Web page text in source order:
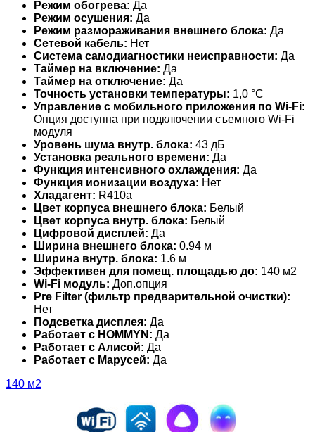
Режим обогрева: Да
Режим осушения: Да
Режим размораживания внешнего блока: Да
Сетевой кабель: Нет
Система самодиагностики неисправности: Да
Таймер на включение: Да
Таймер на отключение: Да
Точность установки температуры: 1,0 °С
Управление c мобильного приложения по Wi-Fi:
Опция доступна при подключении съемного Wi-Fi
модуля
Уровень шума внутр. блока: 43 дБ
Установка реального времени: Да
Функция интенсивного охлаждения: Да
Функция ионизации воздуха: Нет
Хладагент: R410a
Цвет корпуса внешнего блока: Белый
Цвет корпуса внутр. блока: Белый
Цифровой дисплей: Да
Ширина внешнего блока: 0.94 м
Ширина внутр. блока: 1.6 м
Эффективен для помещ. площадью до: 140 м2
Wi-Fi модуль: Доп.опция
Pre Filter (фильтр предварительной очистки):
Нет
Подсветка дисплея: Да
Работает с HOMMYN: Да
Работает с Алисой: Да
Работает с Марусей: Да
140 м2